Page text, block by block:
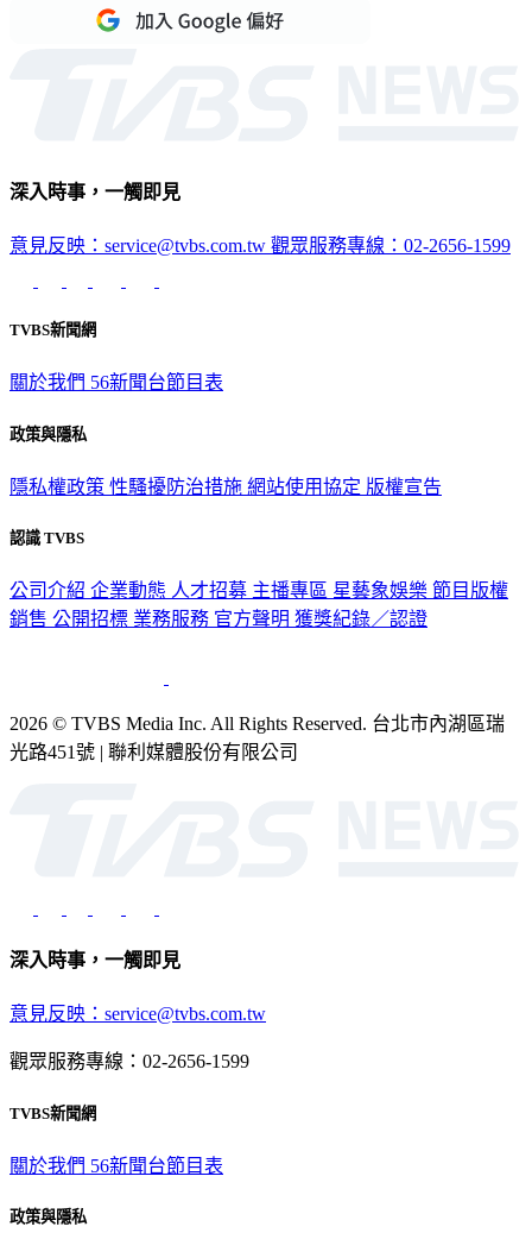
深入時事，一觸即見
意見反映：service@tvbs.com.tw 觀眾服務專線：02-2656-1599
TVBS新聞網
關於我們 56新聞台節目表
政策與隱私
隱私權政策 性騷擾防治措施 網站使用協定 版權宣告
認識 TVBS
公司介紹 企業動態 人才招募 主播專區 星藝象娛樂 節目版權
銷售 公開招標 業務服務 官方聲明 獲獎紀錄／認證
2026 © TVBS Media Inc. All Rights Reserved. 台北市內湖區瑞
光路451號 | 聯利媒體股份有限公司
深入時事，一觸即見
意見反映：service@tvbs.com.tw
觀眾服務專線：02-2656-1599
TVBS新聞網
關於我們 56新聞台節目表
政策與隱私